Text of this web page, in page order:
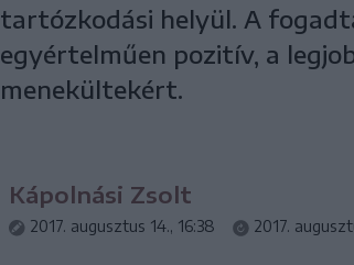
tartózkodási helyül. A
egyértelműen pozitív, a
menekültekért.
Kápolnási Zsolt
2017. augusztus 14., 16:38 2017.